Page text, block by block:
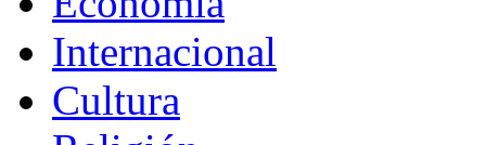
Internacional
Cultura